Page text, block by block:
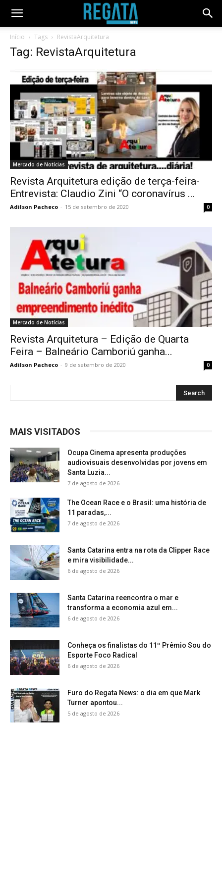
Início Tags RevistaArquitetura
Tag: RevistaArquitetura
Mercado de Notícias
Revista Arquitetura edição de terça-feira-
Entrevista: Claudio Zini “O coronavírus ...
Adilson Pacheco - 15 de setembro de 2020 0
Mercado de Notícias
Revista Arquitetura – Edição de Quarta
Feira – Balneário Camboriú ganha...
Adilson Pacheco - 9 de setembro de 2020 0
MAIS VISITADOS
Ocupa Cinema apresenta produções
audiovisuais desenvolvidas por jovens em
Santa Luzia...
7 de agosto de 2026
The Ocean Race e o Brasil: uma história de
11 paradas,...
7 de agosto de 2026
Santa Catarina entra na rota da Clipper Race
e mira visibilidade...
6 de agosto de 2026
Santa Catarina reencontra o mar e
transforma a economia azul em...
6 de agosto de 2026
Conheça os finalistas do 11º Prêmio Sou do
Esporte Foco Radical
6 de agosto de 2026
Furo do Regata News: o dia em que Mark
Turner apontou...
5 de agosto de 2026